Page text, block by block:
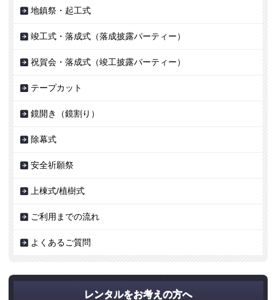
地鎮祭・起工式
竣工式・落成式（落成披露パーティー）
祝賀会・落成式（竣工披露パーティー）
テープカット
鏡開き（鏡割り）
除幕式
安全祈願祭
上棟式/植樹式
ご利用までの流れ
よくあるご質問
レンタルをお考えの方へ